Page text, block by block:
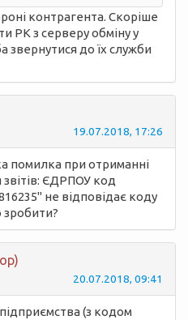
контрагента. Скоріше
РК з серверу обміну у
звернутися до їх служби
19.07.2018, 17:26
помилка при отриманні
ЄДРПОУ код
не відповідає коду
20.07.2018, 09:41
(з кодом